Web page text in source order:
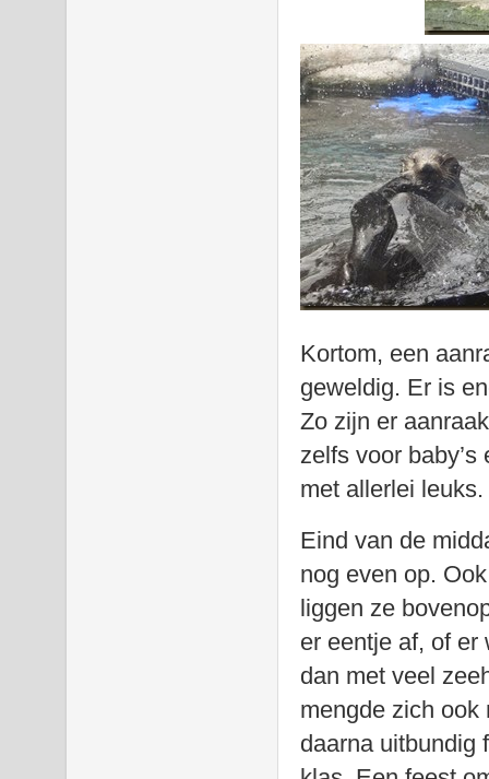
Kortom, een
geweldig. Er is
Zo zijn er
zelfs voor
met allerlei leuks.
Eind van de
nog even op.
liggen ze
er eentje af, of er
dan met veel
mengde zich ook
daarna uitbundig